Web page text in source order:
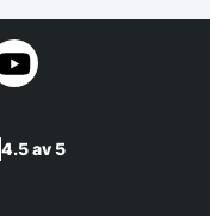
4.5 av 5